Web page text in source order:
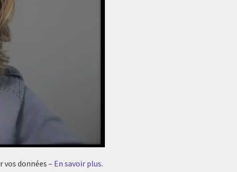
données – En savoir plus.